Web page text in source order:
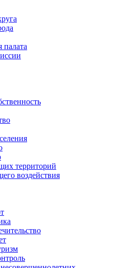
палата
территорий
воздействия